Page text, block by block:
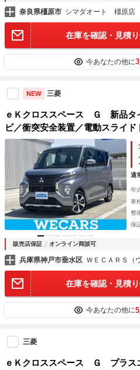
奈良県橿原市 シマダオート 橿原店
在庫を確認・見積
今あなたの他に
NEW 三菱
ｅＫクロススペース Ｇ 新品タ
ビ／衝突安全装置／電動スライ
／車線逸脱防止支援システム／
ッドランプ ＬＥＤ／Ｂｌｕｅｔ
通
年
車
整
保
販売店保証 オンライン商談可
兵庫県神戸市垂水区 ＷＥＣＡＲＳ（
在庫を確認・見積
今あなたの他に
三菱
ｅＫクロススペース Ｇ プラス